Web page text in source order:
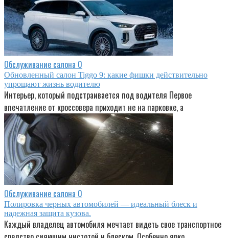
Обслуживание салона 0
Обновленный салон Tiggo 9: какие фишки действительно
упрощают жизнь водителю
Интерьер, который подстраивается под водителя Первое
впечатление от кроссовера приходит не на парковке, а
Обслуживание салона 0
Полировка черных автомобилей — идеальный блеск и
надежная защита кузова.
Каждый владелец автомобиля мечтает видеть свое транспортное